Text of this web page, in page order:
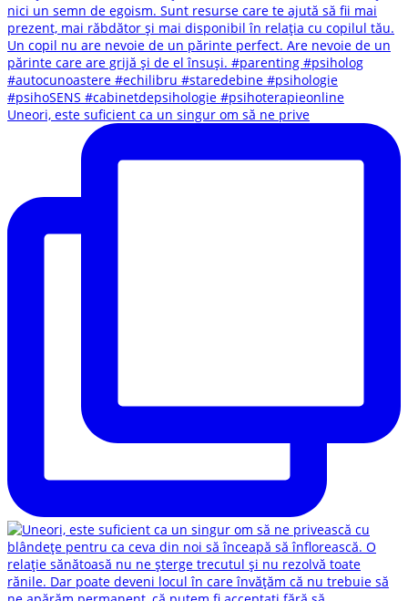
Uneori, este suficient ca un singur om să ne prive